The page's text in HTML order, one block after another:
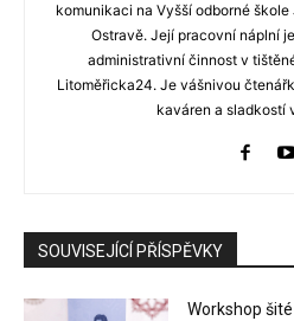
komunikaci na Vyšší odborné
Ostravě. Její pracovní náplní
administrativní činnost v
Litoměřicka24. Je vášnivou
kaváren a sladkostí
SOUVISEJÍCÍ PŘÍSPĚVKY
Workshop